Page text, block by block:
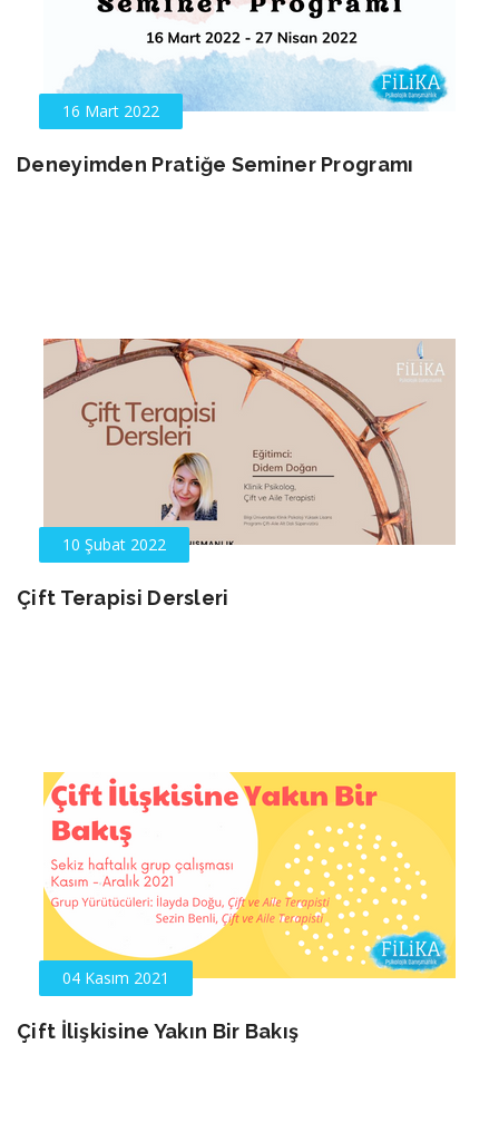
16 Mart 2022
Deneyimden Pratiğe Seminer Programı
10 Şubat 2022
Çift Terapisi Dersleri
04 Kasım 2021
Çift İlişkisine Yakın Bir Bakış